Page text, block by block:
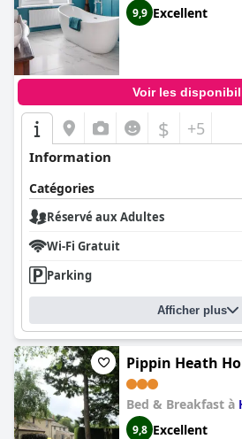
9,9 Excellent
Voir les
$ +5
Information
Catégories
Réservé aux Adultes
Wi-Fi Gratuit
Parking
Afficher plus
Pippin Heath
Bed & Breakfast à
9,8 Excellent